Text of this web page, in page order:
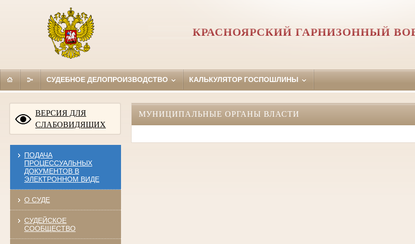
КРАСНОЯРСКИЙ ГАРНИЗОННЫЙ
СУДЕБНОЕ ДЕЛОПРОИЗВОДСТВО КАЛЬКУЛЯТОР ГОСПОШЛИНЫ
ВЕРСИЯ ДЛЯ
СЛАБОВИДЯЩИХ
ПОДАЧА
ПРОЦЕССУАЛЬНЫХ
ДОКУМЕНТОВ В
ЭЛЕКТРОННОМ ВИДЕ
О СУДЕ
СУДЕЙСКОЕ
СООБЩЕСТВО
МУНИЦИПАЛЬНЫЕ ОРГАНЫ ВЛАСТИ